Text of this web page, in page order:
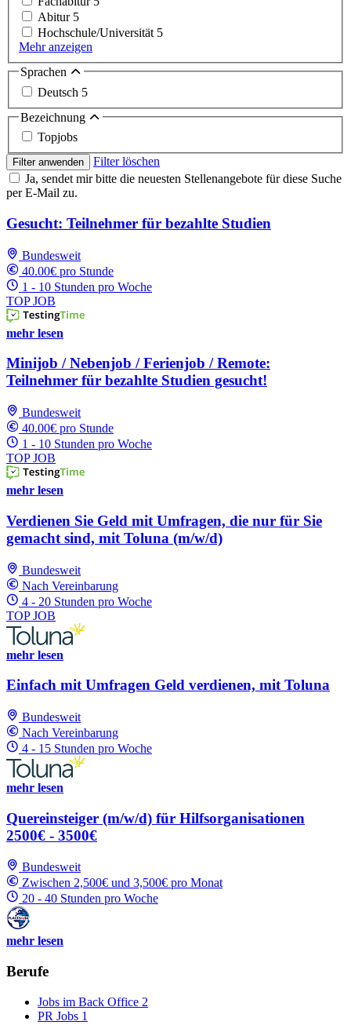
Abitur 5
Hochschule/Universität 5
Mehr anzeigen
Sprachen
Deutsch 5
Bezeichnung
Topjobs
Filter anwenden
Filter löschen
Ja, sendet mir bitte die neuesten Stellenangebote für diese Suche
per E-Mail zu.
Gesucht: Teilnehmer für bezahlte Studien
Bundesweit
40.00€ pro Stunde
1 - 10 Stunden pro Woche
TOP JOB
mehr lesen
Minijob / Nebenjob / Ferienjob / Remote:
Teilnehmer für bezahlte Studien gesucht!
Bundesweit
40.00€ pro Stunde
1 - 10 Stunden pro Woche
TOP JOB
mehr lesen
Verdienen Sie Geld mit Umfragen, die nur für Sie
gemacht sind, mit Toluna (m/w/d)
Bundesweit
Nach Vereinbarung
4 - 20 Stunden pro Woche
TOP JOB
mehr lesen
Einfach mit Umfragen Geld verdienen, mit Toluna
Bundesweit
Nach Vereinbarung
4 - 15 Stunden pro Woche
mehr lesen
Quereinsteiger (m/w/d) für Hilfsorganisationen
2500€ - 3500€
Bundesweit
Zwischen 2,500€ und 3,500€ pro Monat
20 - 40 Stunden pro Woche
mehr lesen
Berufe
Jobs im Back Office 2
PR Jobs 1